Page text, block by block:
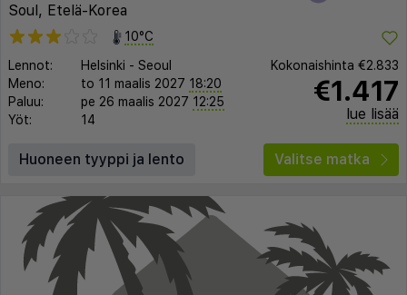
Soul, Etelä-Korea
10°C
Lennot:
Helsinki - Seoul
Meno:
to 11 maalis 2027 18:20
Paluu:
pe 26 maalis 2027 12:25
Yöt:
14
Kokonaishinta €2.833
€1.417
lue lisää
Huoneen tyyppi ja lento Valitse matka